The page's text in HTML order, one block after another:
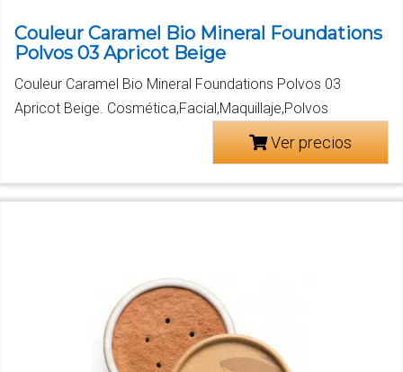
Couleur Caramel Bio Mineral Foundations
Polvos 03 Apricot Beige
Couleur Caramel Bio Mineral Foundations Polvos 03
Apricot Beige. Cosmética,Facial,Maquillaje,Polvos
Ver precios